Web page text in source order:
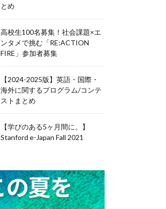
とめ
高校生100名募集！社会課題×エ
ンタメで挑む「RE:ACTION
FIRE」参加者募集
【2024-2025版】英語・国際・
海外に関するプログラム/コンテ
ストまとめ
【学びのある5ヶ月間に。】
Stanford e-Japan Fall 2021